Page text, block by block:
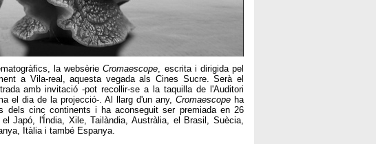
la websèrieCromaescope , escrita i dirigida pel
a Vila-real, aquesta vegada als Cines Sucre. Serà el
amb invitació -pot recollir-se a la taquilla de l'Auditori
el dia de la projecció-. Al llarg d'un any, Cromaescope ha
cinc continents i ha aconseguit ser premiada en 26
Japó, l'Índia, Xile, Tailàndia, Austràlia, el Brasil, Suècia,
Itàlia i també Espanya.